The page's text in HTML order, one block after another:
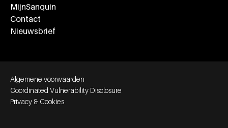
MijnSanquin
Contact
Nieuwsbrief
Footer bottom navigation
Algemene voorwaarden
Coordinated Vulnerability Disclosure
Privacy & Cookies